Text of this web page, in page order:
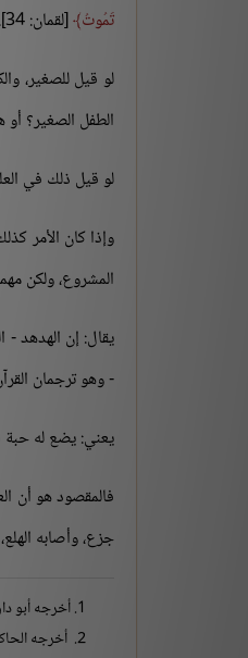
تَمُوتُ [لقمان: 34].
لو قيل للصغير،
الطفل الصغير؟ أو
لو قيل ذلك في
وإذا كان الأمر
المشروع، ولكن
يقال: إن الهدهد -
- وهو ترجمان
يعني: يضع له حبة
فالمقصود هو أن
جزع، وأصابه
أخرجه أبو داود،